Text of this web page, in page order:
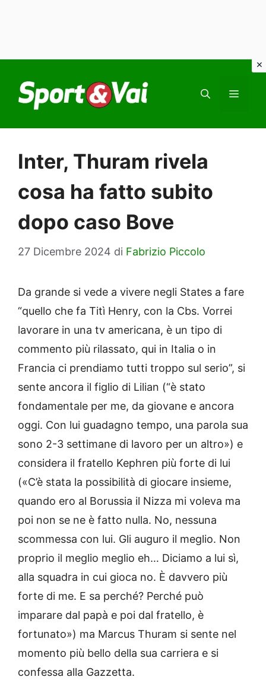
contenuto
Inter, Thuram rivela
cosa ha fatto subito
dopo caso Bove
27 Dicembre 2024 di Fabrizio Piccolo
Da grande si vede a vivere negli States a fare
“quello che fa Titì Henry, con la Cbs. Vorrei
lavorare in una tv americana, è un tipo di
commento più rilassato, qui in Italia o in
Francia ci prendiamo tutti troppo sul serio”, si
sente ancora il figlio di Lilian (“è stato
fondamentale per me, da giovane e ancora
oggi. Con lui guadagno tempo, una parola sua
sono 2-3 settimane di lavoro per un altro») e
considera il fratello Kephren più forte di lui
(«C’è stata la possibilità di giocare insieme,
quando ero al Borussia il Nizza mi voleva ma
poi non se ne è fatto nulla. No, nessuna
scommessa con lui. Gli auguro il meglio. Non
proprio il meglio meglio eh… Diciamo a lui sì,
alla squadra in cui gioca no. È davvero più
forte di me. E sa perché? Perché può
imparare dal papà e poi dal fratello, è
fortunato») ma Marcus Thuram si sente nel
momento più bello della sua carriera e si
confessa alla Gazzetta.